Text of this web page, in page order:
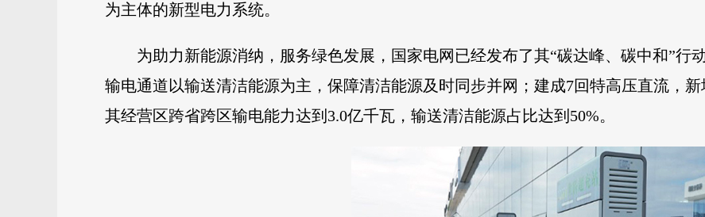
为主体的新型电力系统。
为助力新能源消纳，服务绿色发展，国家电网已经发布了其“碳达峰、碳中和”行
输电通道以输送清洁能源为主，保障清洁能源及时同步并网；建成7回特高压直流，新
其经营区跨省跨区输电能力达到3.0亿千瓦，输送清洁能源占比达到50%。